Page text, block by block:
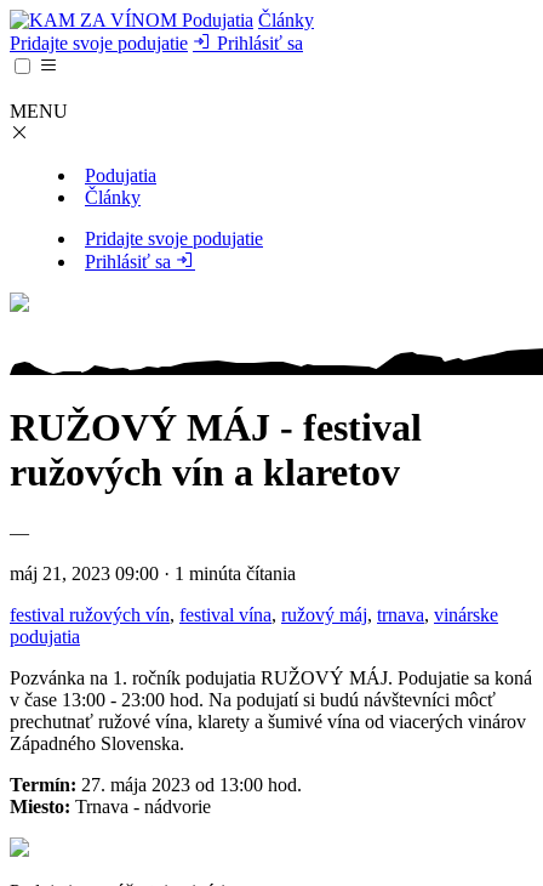
Podujatia Články
Pridajte svoje podujatie
Prihlásiť sa
MENU
Podujatia
Články
Pridajte svoje podujatie
Prihlásiť sa
RUŽOVÝ MÁJ - festival
ružových vín a klaretov
—
máj 21, 2023 09:00 · 1 minúta čítania
festival ružových vín, festival vína, ružový máj, trnava, vinárske
podujatia
Pozvánka na 1. ročník podujatia RUŽOVÝ MÁJ. Podujatie sa koná
v čase 13:00 - 23:00 hod. Na podujatí si budú návštevníci môcť
prechutnať ružové vína, klarety a šumivé vína od viacerých vinárov
Západného Slovenska.
Termín: 27. mája 2023 od 13:00 hod.
Miesto: Trnava - nádvorie